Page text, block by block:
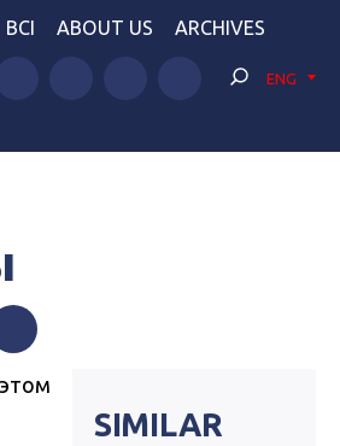
BCI ABOUT US ARCHIVES
ENG
Telegram
SIMILAR